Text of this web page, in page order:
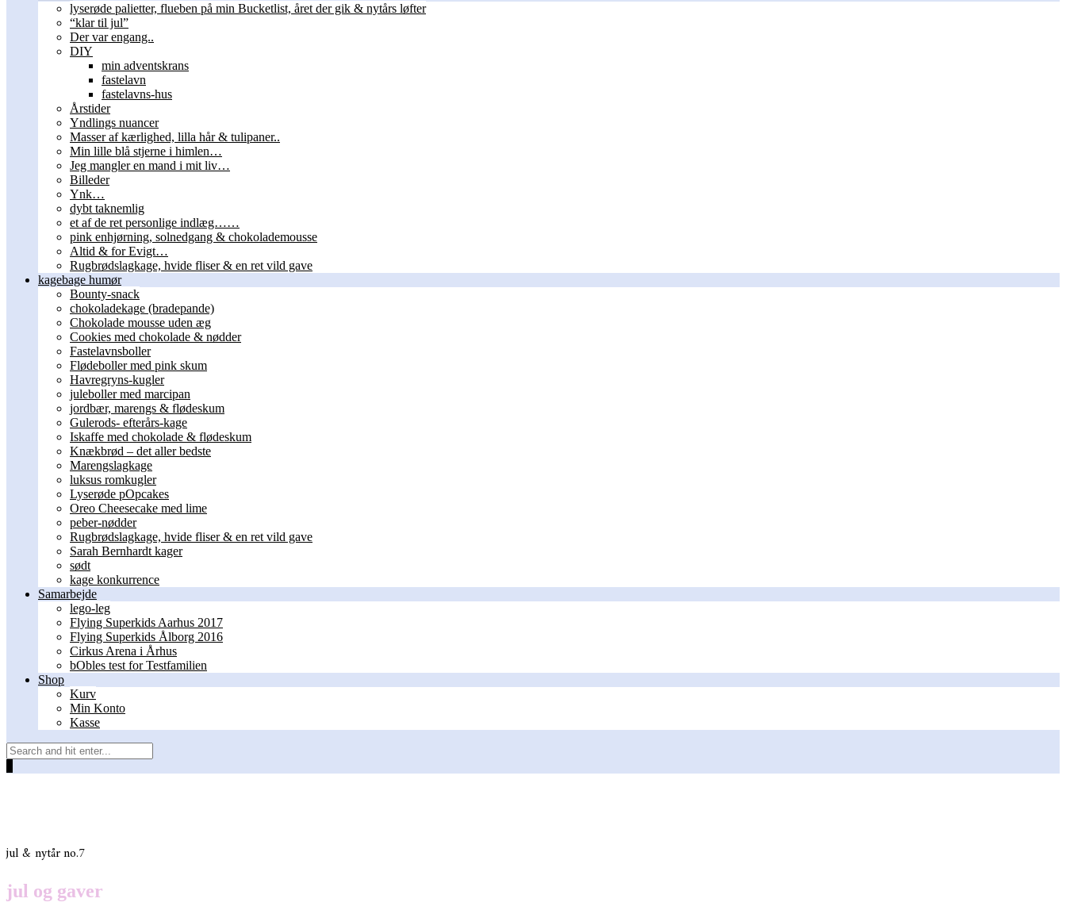
lyserøde palietter, flueben på min Bucketlist, året der gik & nytårs løfter
“klar til jul”
Der var engang..
DIY
min adventskrans
fastelavn
fastelavns-hus
Årstider
Yndlings nuancer
Masser af kærlighed, lilla hår & tulipaner..
Min lille blå stjerne i himlen…
Jeg mangler en mand i mit liv…
Billeder
Ynk…
dybt taknemlig
et af de ret personlige indlæg……
pink enhjørning, solnedgang & chokolademousse
Altid & for Evigt…
Rugbrødslagkage, hvide fliser & en ret vild gave
kagebage humør
Bounty-snack
chokoladekage (bradepande)
Chokolade mousse uden æg
Cookies med chokolade & nødder
Fastelavnsboller
Flødeboller med pink skum
Havregryns-kugler
juleboller med marcipan
jordbær, marengs & flødeskum
Gulerods- efterårs-kage
Iskaffe med chokolade & flødeskum
Knækbrød – det aller bedste
Marengslagkage
luksus romkugler
Lyserøde pOpcakes
Oreo Cheesecake med lime
peber-nødder
Rugbrødslagkage, hvide fliser & en ret vild gave
Sarah Bernhardt kager
sødt
kage konkurrence
Samarbejde
lego-leg
Flying Superkids Aarhus 2017
Flying Superkids Ålborg 2016
Cirkus Arena i Århus
bObles test for Testfamilien
Shop
Kurv
Min Konto
Kasse
jul & nytårno.7
jul og gaver